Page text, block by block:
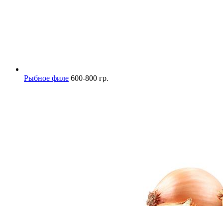
Рыбное филе 600-800 гр.